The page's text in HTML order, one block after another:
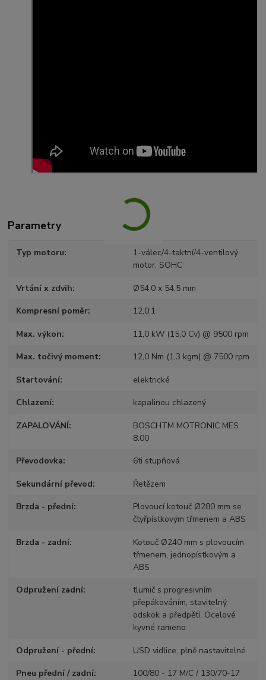
Parametry
Typ motoru
1-válec/4-taktní/4-ventilový
motor, SOHC
Vrtání x zdvih Ø54,0 x 54,5 mm
Kompresní poměr 12,0:1
Max. výkon 11,0 kW (15,0 Cv) @ 9500 rpm
Max. točivý moment 12,0 Nm (1,3 kgm) @ 7500 rpm
Startování elektrické
Chlazení kapalinou chlazený
ZAPALOVÁNÍ
BOSCHTM MOTRONIC MES
8.00
Převodovka 6ti stupňová
Sekundární převod Řetězem
Brzda - přední
Plovoucí kotouč Ø280 mm se
čtyřpístkovým třmenem a ABS
Brzda - zadní
Kotouč Ø240 mm s plovoucím
třmenem, jednopístkovým a
ABS
Odpružení zadní
tlumič s progresivním
přepákováním, stavitelný
odskok a předpětí, Ocelové
kyvné rameno
Odpružení - přední USD vidlice, plně nastavitelné
Pneu přední / zadní 100/80 - 17 M/C / 130/70-17